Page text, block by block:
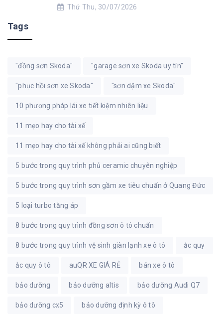
Thứ Thu, 30/07/2026
Tags
"đồng sơn Skoda" "garage sơn xe Skoda uy tín"
"phục hồi sơn xe Skoda" "sơn dặm xe Skoda"
10 phương pháp lái xe tiết kiệm nhiên liệu
11 mẹo hay cho tài xế
11 mẹo hay cho tài xế không phải ai cũng biết
5 bước trong quy trình phủ ceramic chuyên nghiệp
5 bước trong quy trình sơn gầm xe tiêu chuẩn ở Quang Đức
5 loại turbo tăng áp
8 bước trong quy trình đồng sơn ô tô chuẩn
8 bước trong quy trình vệ sinh giàn lạnh xe ô tô ắc quy
ắc quy ô tô auQR XE GIÁ RẺ bán xe ô tô
bảo dưỡng bảo dưỡng altis bảo dưỡng Audi Q7
bảo dưỡng cx5 bảo dưỡng định kỳ ô tô